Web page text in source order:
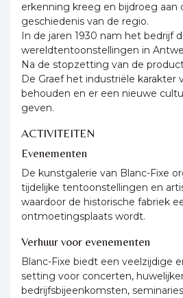
erkenning kreeg en bijdroeg aan
geschiedenis van de regio.
In de jaren 1930 nam het bedrijf
wereldtentoonstellingen in
Na de stopzetting van de
De Graef het industriële karakter
behouden en er een nieuwe
geven.
ACTIVITEITEN
Evenementen
De kunstgalerie van Blanc-Fixe
tijdelijke tentoonstellingen en
waardoor de historische fabriek
ontmoetingsplaats wordt.
Verhuur voor evenementen
Blanc-Fixe biedt een veelzijdige
setting voor concerten,
bedrijfsbijeenkomsten,